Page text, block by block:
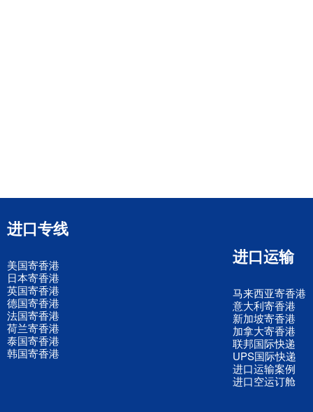
进口专线
美国寄香港
日本寄香港
英国寄香港
德国寄香港
法国寄香港
荷兰寄香港
泰国寄香港
韩国寄香港
进口运输
马来西亚寄香港
意大利寄香港
新加坡寄香港
加拿大寄香港
联邦国际快递
UPS国际快递
进口运输案例
进口空运订舱